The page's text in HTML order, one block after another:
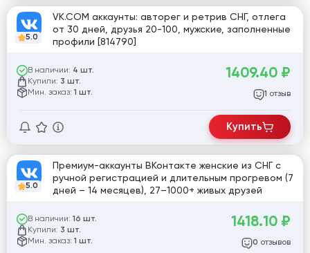
5.0
VK.COM аккаунты: авторег и ретрив СНГ, отлега
от 30 дней, друзья 20-100, мужские, заполненные
профили [814790]
В наличии: 4 шт.
Купили: 3 шт.
Мин. заказ: 1 шт.
1409.40 ₽
1 отзыв
Купить
5.0
Премиум-аккаунты ВКонтакте женские из СНГ с
ручной регистрацией и длительным прогревом (7
дней – 14 месяцев), 27–1000+ живых друзей
В наличии: 16 шт.
Купили: 3 шт.
Мин. заказ: 1 шт.
1418.10 ₽
0 отзывов